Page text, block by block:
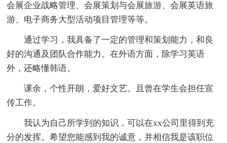
会展企业战略管理、会展策划与会展旅游、会展英语旅
游、电子商务大型活动项目管理等等。
通过学习，我具备了一定的管理和策划能力，和良
好的沟通及团队合作能力。在外语方面，除学习英语
外，还略懂韩语。
课余，个性开朗，爱好文艺。且曾在学生会担任宣
传工作。
我认为自己所学到的知识，可以在xx公司里得到充
分的发挥。希望您能感到我的诚意，并相信我是该职位